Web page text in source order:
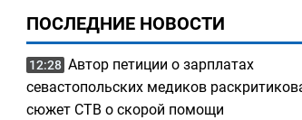
ПОСЛЕДНИЕ НОВОСТИ
12:28 Автор петиции о зарплатах
севастопольских медиков
сюжет СТВ о скорой помощи